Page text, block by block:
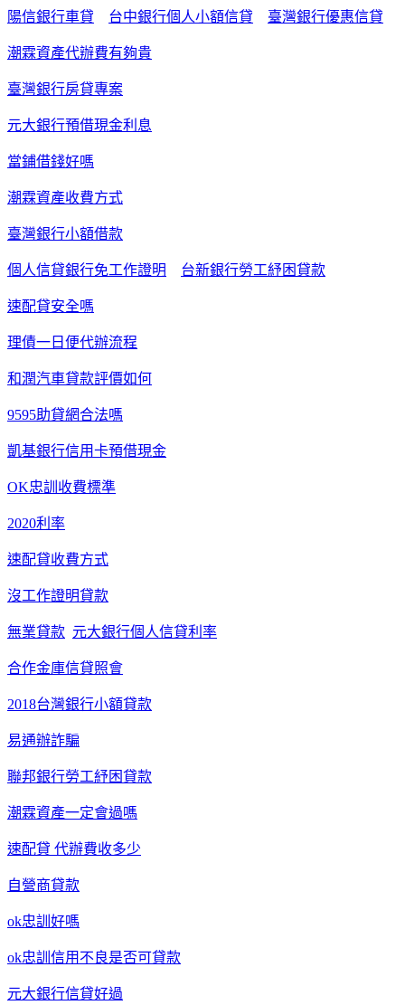
陽信銀行車貸 台中銀行個人小額信貸 臺灣銀行優惠信貸
潮霖資產代辦費有夠貴
臺灣銀行房貸專案
元大銀行預借現金利息
當鋪借錢好嗎
潮霖資產收費方式
臺灣銀行小額借款
個人信貸銀行免工作證明 台新銀行勞工紓困貸款
速配貸安全嗎
理債一日便代辦流程
和潤汽車貸款評價如何
9595助貸網合法嗎
凱基銀行信用卡預借現金
OK忠訓收費標準
2020利率
速配貸收費方式
沒工作證明貸款
無業貸款 元大銀行個人信貸利率
合作金庫信貸照會
2018台灣銀行小額貸款
易通辦詐騙
聯邦銀行勞工紓困貸款
潮霖資產一定會過嗎
速配貸 代辦費收多少
自營商貸款
ok忠訓好嗎
ok忠訓信用不良是否可貸款
元大銀行信貸好過